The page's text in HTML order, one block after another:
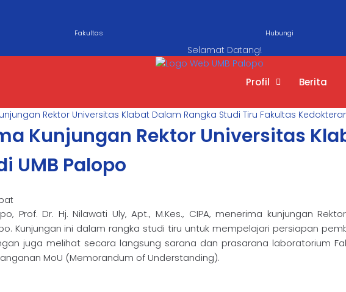
Fakultas Hubungi
Selamat Datang!
Profil Berita
Rektor Universitas Klabat Dalam Rangka Studi Tiru Fakultas
Kunjungan Rektor Universitas
UMB Palopo
Prof. Dr. Hj. Nilawati Uly, Apt., M.Kes., CIPA, menerima kunjungan
Kunjungan ini dalam rangka studi tiru untuk mempelajari persiapan
juga melihat secara langsung sarana dan prasarana laboratorium
MoU (Memorandum of Understanding).